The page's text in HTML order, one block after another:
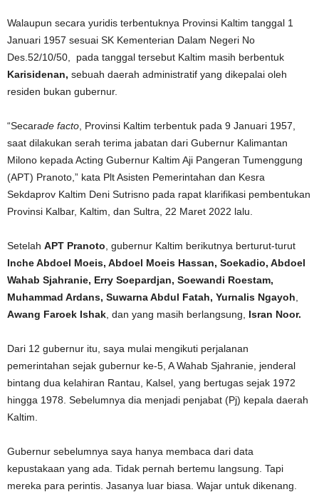
Walaupun secara yuridis terbentuknya Provinsi Kaltim tanggal 1
Januari 1957 sesuai SK Kementerian Dalam Negeri No
Des.52/10/50, pada tanggal tersebut Kaltim masih berbentuk
Karisidenan, sebuah daerah administratif yang dikepalai oleh
residen bukan gubernur.
“Secarade facto , Provinsi Kaltim terbentuk pada 9 Januari 1957,
saat dilakukan serah terima jabatan dari Gubernur Kalimantan
Milono kepada Acting Gubernur Kaltim Aji Pangeran Tumenggung
(APT) Pranoto,” kata Plt Asisten Pemerintahan dan Kesra
Sekdaprov Kaltim Deni Sutrisno pada rapat klarifikasi pembentukan
Provinsi Kalbar, Kaltim, dan Sultra, 22 Maret 2022 lalu.
Setelah APT Pranoto , gubernur Kaltim berikutnya berturut-turut
IncheAbdoel Moeis, Abdoel Moeis Hassan, Soekadio, Abdoel
Wahab Sjahranie, Erry Soepardjan, Soewandi Roestam,
Muhammad Ardans, Suwarna Abdul Fatah, Yurnalis Ngayoh
Awang Faroek Ishak , dan yang masih berlangsung, Isran Noor.
Dari 12 gubernur itu, saya mulai mengikuti perjalanan
pemerintahan sejak gubernur ke-5, A Wahab Sjahranie, jenderal
bintang dua kelahiran Rantau, Kalsel, yang bertugas sejak 1972
hingga 1978. Sebelumnya dia menjadi penjabat (Pj) kepala daerah
Kaltim.
Gubernur sebelumnya saya hanya membaca dari data
kepustakaan yang ada. Tidak pernah bertemu langsung. Tapi
mereka para perintis. Jasanya luar biasa. Wajar untuk dikenang.